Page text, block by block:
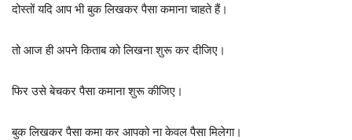
दोस्तों यदि आप भी बुक लिखकर पैसा कमाना चाहते हैं।
तो आज ही अपने किताब को लिखना शुरू कर दीजिए।
फिर उसे बेचकर पैसा कमाना शुरू कीजिए।
बुक लिखकर पैसा कमा कर आपको ना केवल पैसा मिलेगा।